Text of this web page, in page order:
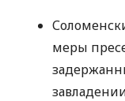
меры